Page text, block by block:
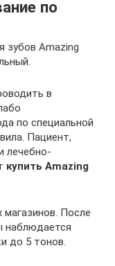
по
зубов Amazing
в
по специальной
Пациент,
лечебно-
купить Amazing
магазинов. После
наблюдается
до 5 тонов.